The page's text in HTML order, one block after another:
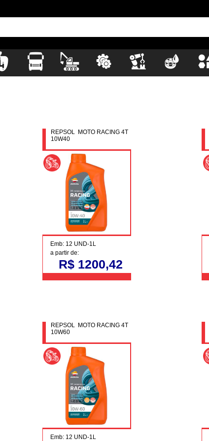
REPSOL MOTO RACING 4T
10W40
Emb: 12 UND-1L
a partir de:
R$ 1200,42
REPSOL MOTO RACING 4T
10W60
Emb: 12 UND-1L